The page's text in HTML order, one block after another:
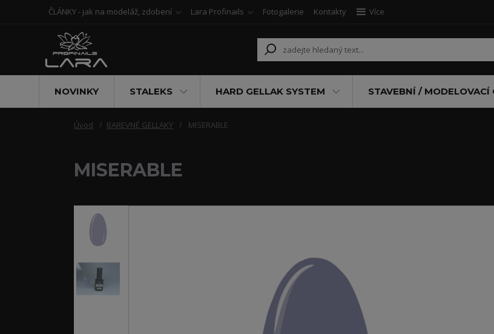
ČLÁNKY - jak na modeláž, zdobení Lara Profinails Fotogalerie Kontakty Více
NOVINKY STALEKS HARD GELLAK SYSTEM STAVEBNÍ / MODELOVACÍ
Úvod BAREVNÉ GELLAKY MISERABLE
MISERABLE